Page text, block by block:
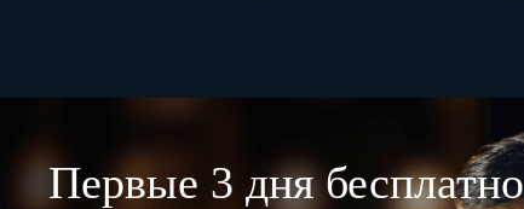
Первые 3 дня бесплатно